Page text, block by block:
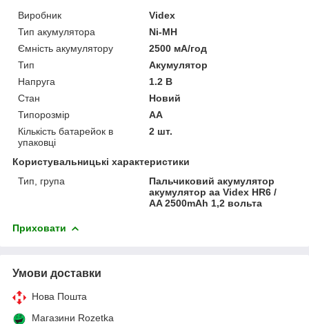
Виробник
Videx
Тип акумулятора
Ni-MH
Ємність акумулятору
2500 мА/год
Тип
Акумулятор
Напруга
1.2 В
Стан
Новий
Типорозмір
AA
Кількість батарейок в
упаковці
2 шт.
Користувальницькі характеристики
Тип, група
Пальчиковий акумулятор
акумулятор аа Videx HR6 /
AA 2500mAh 1,2 вольта
Приховати
Умови доставки
Нова Пошта
Магазини Rozetka